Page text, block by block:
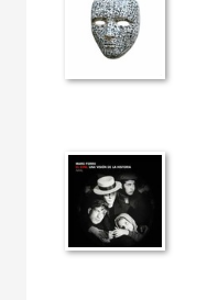
NUESTROS FORMATOS
Cartoné
Rústica